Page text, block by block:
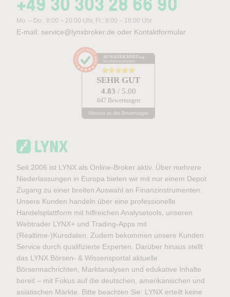
Mo. – Do.: 8:00 – 20:00 Uhr, Fr.: 8:00 – 18:00 Uhr
E-mail: service@lynxbroker.de oder Kontaktformular
AUSGEZEICHNET .org
Kundenbewertungen
SEHR GUT
4.83 / 5.00
647 Bewertungen
Hinweis zu den Bewertungen
Seit 2006 ist LYNX als Online-Broker aktiv. Über mehrere
Niederlassungen in Europa bieten wir mit nur einem Depot
Zugang zu einer breiten Auswahl an Finanzinstrumenten.
Unsere Kunden handeln über eine professionelle
Handelsplattform mit hilfreichen Analysetools, unseren
Webtrader LYNX+ und Trading-Apps mit
(Realtime-)Kursdaten. Zudem bekommen unsere Kunden
Service durch qualifizierte Experten. Darüber hinaus stellt
das LYNX Börsen- & Wissensportal aktuelle
Börsennachrichten, Marktanalysen und edukative Inhalte
bereit – mit Fokus auf die deutschen, amerikanischen und
asiatischen Märkte. Bitte beachten Sie: LYNX erteilt keine